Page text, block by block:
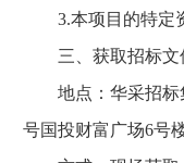
3.本项目的特定
三、获取招标文
地点：华采招标
号国投财富广场6号楼